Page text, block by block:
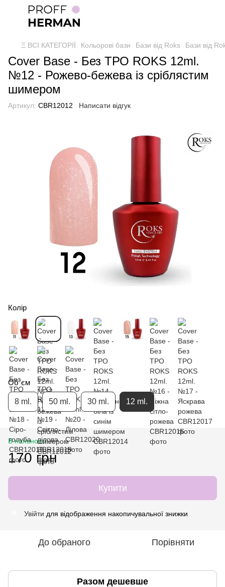
Ξ ВСІ КАТЕГОРІЇ Кольорові бази Бази від Roks Бази від
Cover Base - Без ТРО ROKS 12ml.
№12 - Рожево-бежева із сріблястим
шимером
Артикул: CBR12012 Написати відгук
Колір
Об`єм
8 ml. 50 ml. 30 ml. 12 ml.
В наявності
170 грн
Купити
Увійти для відображення накопичувальної знижки
До обраного Порівняти
Разом дешевше